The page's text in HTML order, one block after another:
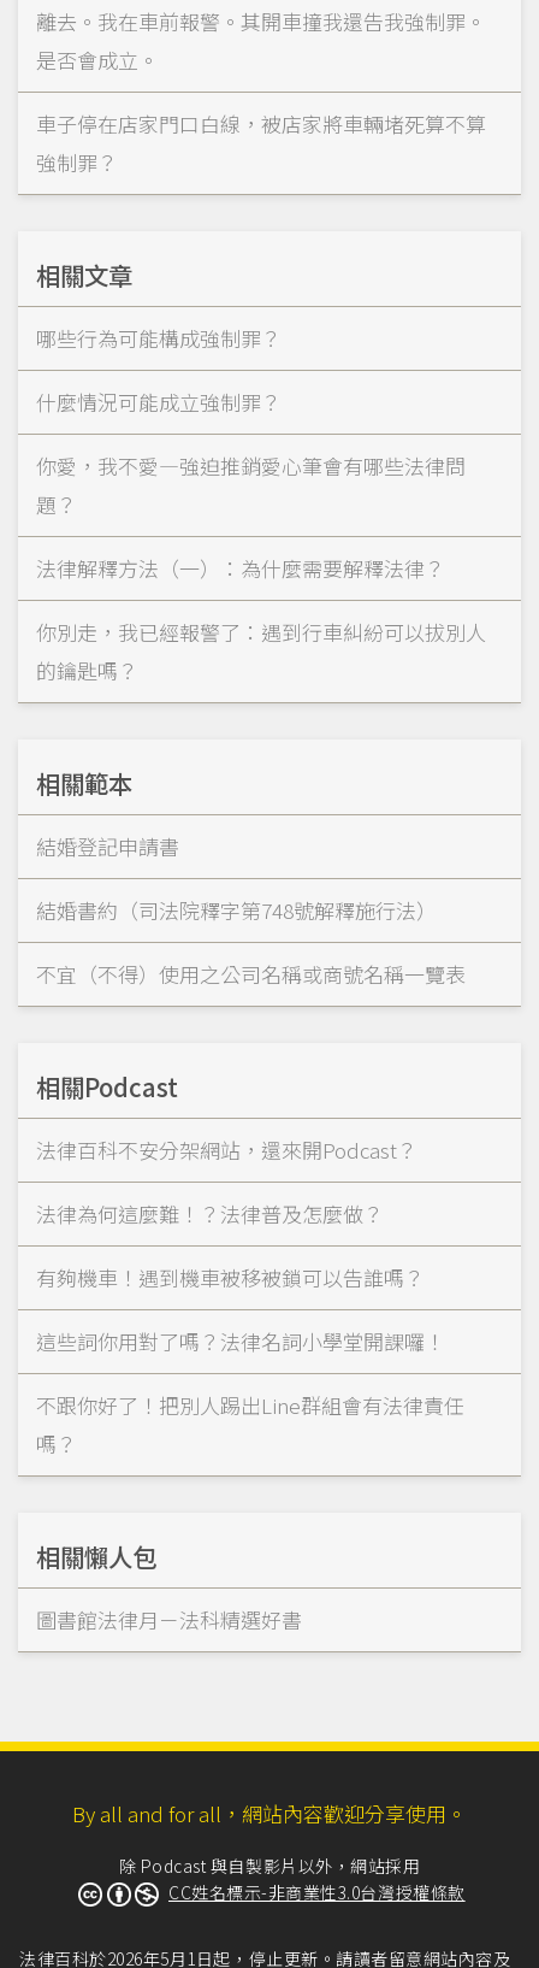
離去。我在車前報警。其開車撞我還告我強制罪。
是否會成立。
車子停在店家門口白線，被店家將車輛堵死算不算
強制罪？
相關文章
哪些行為可能構成強制罪？
什麼情況可能成立強制罪？
你愛，我不愛—強迫推銷愛心筆會有哪些法律問
題？
法律解釋方法（一）：為什麼需要解釋法律？
你別走，我已經報警了：遇到行車糾紛可以拔別人
的鑰匙嗎？
相關範本
結婚登記申請書
結婚書約（司法院釋字第748號解釋施行法）
不宜（不得）使用之公司名稱或商號名稱一覽表
相關Podcast
法律百科不安分架網站，還來開Podcast？
法律為何這麼難！？法律普及怎麼做？
有夠機車！遇到機車被移被鎖可以告誰嗎？
這些詞你用對了嗎？法律名詞小學堂開課囉！
不跟你好了！把別人踢出Line群組會有法律責任
嗎？
相關懶人包
圖書館法律月－法科精選好書
By all and for all，網站內容歡迎分享使用。
除 Podcast 與自製影片以外，網站採用
CC姓名標示-非商業性3.0台灣授權條款
法律百科於2026年5月1日起，停止更新。請讀者留意網站內容及